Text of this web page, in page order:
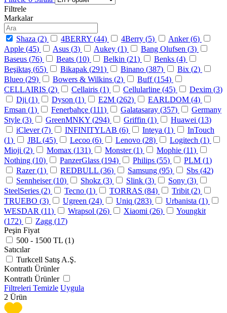
Filtrele
Markalar
Shaza (2) 4BERRY (44) 4Berry (5) Anker (6)
Apple (45) Asus (3) Aukey (1) Bang Olufsen (3)
Baseus (76) Beats (10) Belkin (21) Benks (4)
Beşiktaş (65) Bikapak (291) Binano (387) Bix (2)
Blueo (29) Bowers & Wilkins (2) Buff (154)
CELLAIRIS (2) Cellairis (1) Cellularline (45) Dexim (3)
Dji (1) Dyson (1) E2M (262) EARLDOM (4)
Emsan (1) Fenerbahçe (111) Galatasaray (357)
Germany
Style (3) GreenMNKY (294) Griffin (1) Huawei (13)
iClever (7) INFINITYLAB (6) Inteya (1)
InTouch
(1) JBL (45) Lecoo (6) Lenovo (28) Logitech (1)
Mioji (2) Momax (131) Monster (1) Mophie (11)
Nothing (10) PanzerGlass (194) Philips (55) PLM (1)
Razer (1) REDBULL (36) Samsung (95) Sbs (42)
Sennheiser (10) Shokz (3) Slink (3) Sony (3)
SteelSeries (2) Tecno (1) TORRAS (84) Tribit (2)
TRUEBO (3) Ugreen (24) Uniq (283) Urbanista (1)
WESDAR (11) Wrapsol (26) Xiaomi (26)
Youngkit
(172) Zagg (17)
Peşin Fiyat
500 - 1500 TL (1)
Satıcılar
Turkcell Satış A.Ş.
Kontratlı Ürünler
Kontratlı Ürünler
Filtreleri Temizle Uygula
2 Ürün